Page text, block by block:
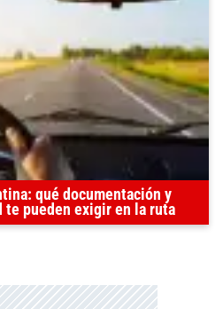
qué documentación y
te pueden exigir en la ruta